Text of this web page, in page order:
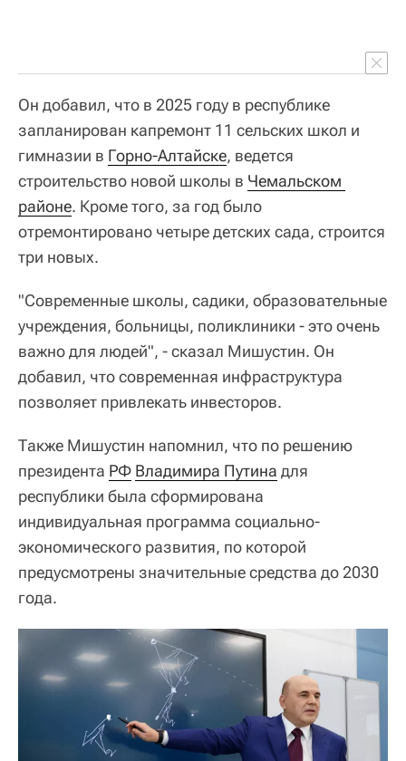
Он добавил, что в 2025 году в республике
запланирован капремонт 11 сельских школ и
гимназии в Горно-Алтайске, ведется
строительство новой школы в Чемальском
районе. Кроме того, за год было
отремонтировано четыре детских сада, строится
три новых.
"Современные школы, садики, образовательные
учреждения, больницы, поликлиники - это очень
важно для людей", - сказал Мишустин. Он
добавил, что современная инфраструктура
позволяет привлекать инвесторов.
Также Мишустин напомнил, что по решению
президента РФ Владимира Путина для
республики была сформирована
индивидуальная программа социально-
экономического развития, по которой
предусмотрены значительные средства до 2030
года.